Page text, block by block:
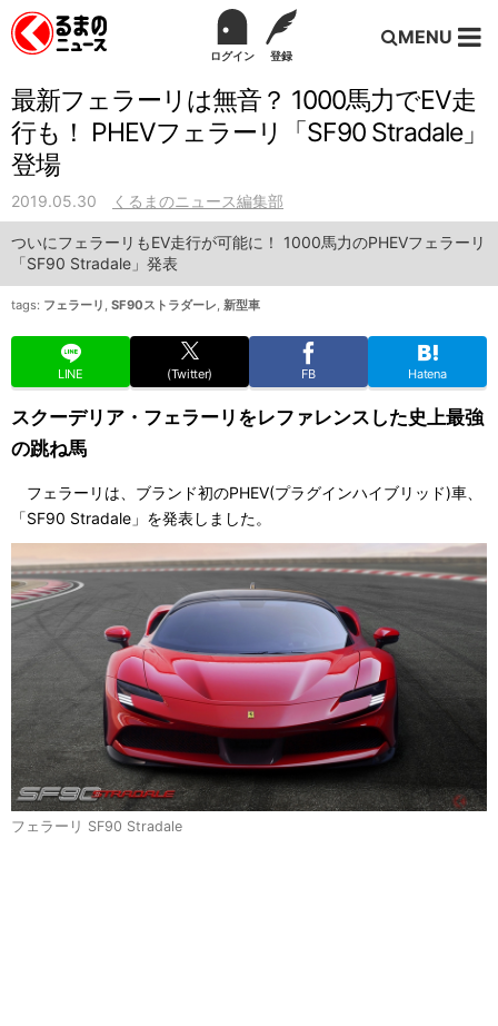
ログイン 登録
MENU
最新フェラーリは無音？ 1000馬力でEV走
行も！ PHEVフェラーリ「SF90 Stradale」
登場
2019.05.30 くるまのニュース編集部
ついにフェラーリもEV走行が可能に！ 1000馬力のPHEVフェラーリ
「SF90 Stradale」発表
tags: フェラーリ , SF90ストラダーレ, 新型車
LINE (Twitter) FB Hatena
スクーデリア・フェラーリをレファレンスした史上最強
の跳ね馬
フェラーリは、ブランド初のPHEV(プラグインハイブリッド)車、
「SF90 Stradale」を発表しました。
フェラーリ SF90 Stradale